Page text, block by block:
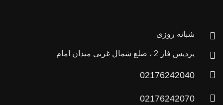
شبانه روزی
پردیس فاز 2 ، ضلع شمال غربی میدان امام
02176242040
02176242070